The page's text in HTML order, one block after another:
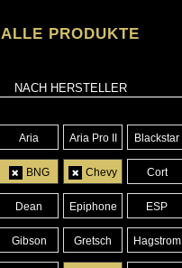
ALLE PRODUKTE
NACH HERSTELLER
Aria Aria Pro II Blackstar
BNG Chevy Cort
Dean Epiphone ESP
Gibson Gretsch Hagstrom